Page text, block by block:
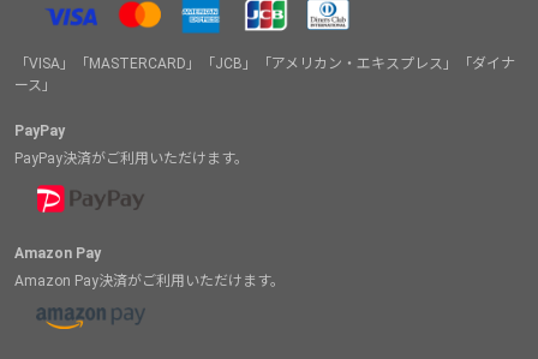
「VISA」「MASTERCARD」「JCB」「アメリカン・エキスプレス」「ダイナ
ース」
PayPay
PayPay決済がご利用いただけます。
Amazon Pay
Amazon Pay決済がご利用いただけます。